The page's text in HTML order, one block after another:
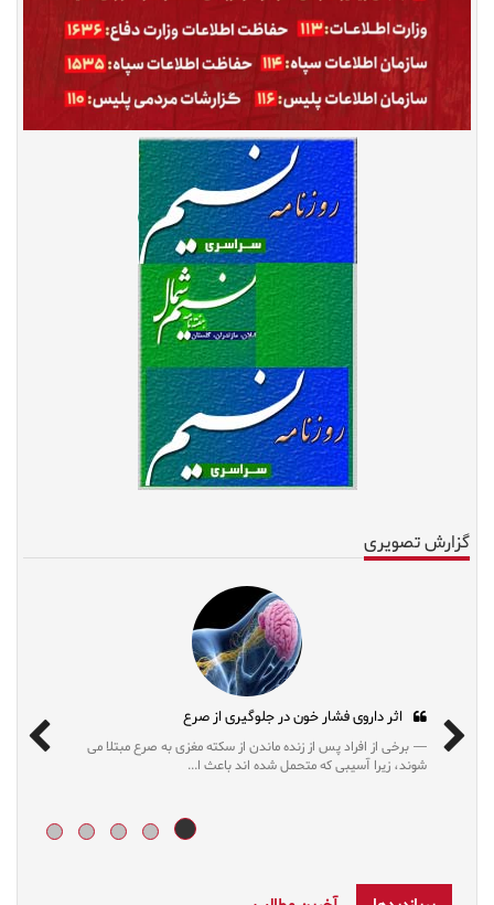
گزارش تصویری
اثر
برخی از
کاهش وزن بدون رژیم‌های مُد روز
نتایج تحقیقات مختلف نشان می دهد رژیم‌های محدودکننده که
این روزها مُد شده، به کاهش وزن طولانی‌مدت کمک...